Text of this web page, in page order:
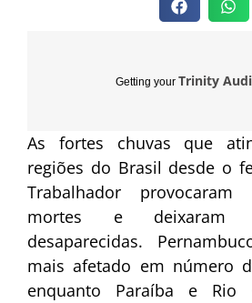
Getting your Trinity
As fortes chuvas que
regiões do Brasil desde o
Trabalhador
mortes e deixaram
desaparecidas.
mais afetado em número
enquanto Paraíba e Rio